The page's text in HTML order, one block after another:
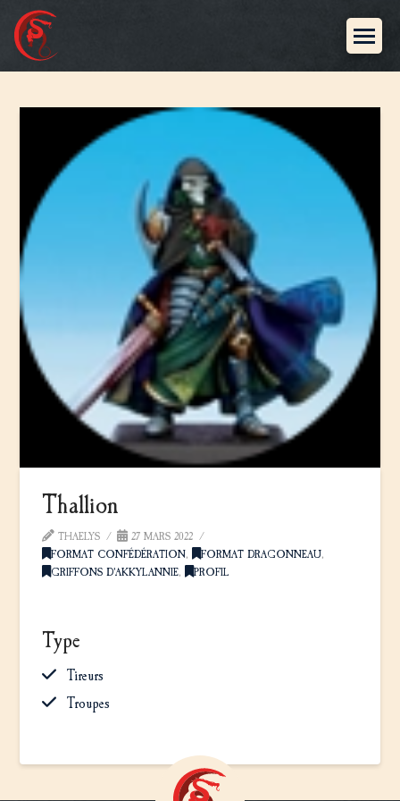
Thallion
THAELYS
27 MARS 2022
FORMAT CONFÉDÉRATION, FORMAT DRAGONNEAU,
GRIFFONS D'AKKYLANNIE, PROFIL
Type
Tireurs
Troupes